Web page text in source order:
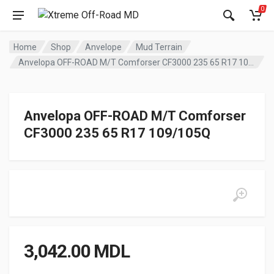
0
Home Shop Anvelope
Mud Terrain
Anvelopa OFF-ROAD M/T Comforser
CF3000 235 65 R17 109/105Q
3,042.00 MDL